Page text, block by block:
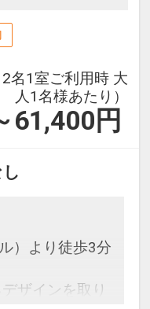
2名1室ご利用時 大
人1名様あたり）
61,400 円
）より徒歩3分
ザインを取り